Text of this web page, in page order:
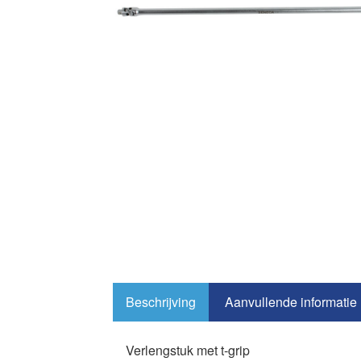
Beschrijving Aanvullende informatie
Verlengstuk met t-grip